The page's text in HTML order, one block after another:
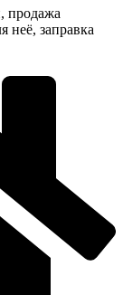
продажа
неё, заправка